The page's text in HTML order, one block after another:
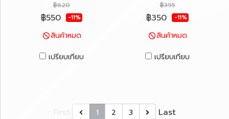
฿620
฿550 -11%
สินค้าหมด
เปรียบเทียบ
฿395
฿350 -11%
สินค้าหมด
เปรียบเทียบ
1 2 3 Last